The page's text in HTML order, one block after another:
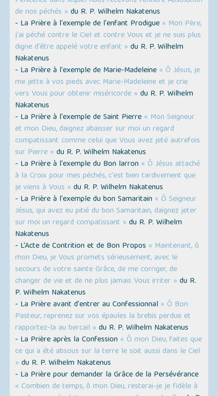
de nos péchés » du R. P. Wilhelm Nakatenus
- La Prière à l'exemple de l'enfant Prodigue « Mon Père,
j'ai péché contre le Ciel et contre Vous et je ne suis plus
digne d'être appelé votre enfant » du R. P. Wilhelm
Nakatenus
- La Prière à l'exemple de Marie-Madeleine « Ô Jésus, je
me jette à vos pieds avec Marie-Madeleine et je crie
vers Vous pour obtenir miséricorde » du R. P. Wilhelm
Nakatenus
- La Prière à l'exemple de Saint Pierre « Mon Seigneur
et mon Dieu, daignez abaisser sur moi un regard
compatissant comme celui que Vous avez jeté autrefois
sur Pierre » du R. P. Wilhelm Nakatenus
- La Prière à l'exemple du Bon larron « Ô Jésus attaché
à la Croix pour mes péchés, c'est bien tardivement que
je viens à Vous » du R. P. Wilhelm Nakatenus
- La Prière à l'exemple du bon Samaritain « Ô Seigneur
Jésus, qui avez eu pitié du bon Samaritain, daignez jeter
sur moi un regard compatissant » du R. P. Wilhelm
Nakatenus
- L’Acte de Contrition et de Bon Propos « Maintenant, ô
mon Dieu, je Vous promets sérieusement, avec le
secours de votre sainte Grâce, de me corriger, de
changer de vie et de ne plus jamais Vous irriter » du R.
P. Wilhelm Nakatenus
- La Prière avant d'entrer au Confessionnal « Ô Bon
Pasteur, reprenez sur vos épaules la brebis perdue et
rapportez-la au bercail » du R. P. Wilhelm Nakatenus
- La Prière après la Confession « Ô mon Dieu, faites que
ce qui a été absous sur la terre le soit aussi dans le Ciel
» du R. P. Wilhelm Nakatenus
- La Prière pour demander la Grâce de la Persévérance
« Combien de temps, ô mon Dieu, resterai-je je fidèle à